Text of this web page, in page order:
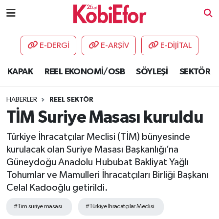
E-DERGİ E-ARŞİV E-DİJİTAL
KAPAK REEL EKONOMİ/OSB SÖYLEŞİ SEKTÖR
HABERLER REEL SEKTÖR
TİM Suriye Masası kuruldu
Türkiye İhracatçılar Meclisi (TİM) bünyesinde
kurulacak olan Suriye Masası Başkanlığı’na
Güneydoğu Anadolu Hububat Bakliyat Yağlı
Tohumlar ve Mamulleri İhracatçıları Birliği Başkanı
Celal Kadooğlu getirildi.
#Tim suriye masası #Türkiye İhracatçılar Meclisi
AKADEMİ
DESTEK-TEŞVİK
ETKİNLİK
GÜNCEL
HABERLER
KAPAK
OSB